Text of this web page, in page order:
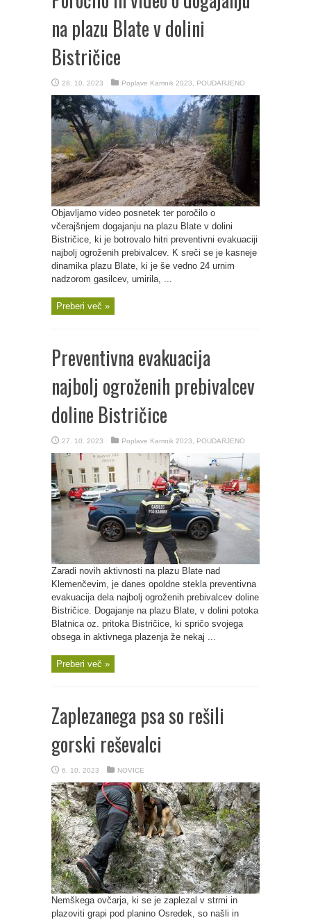
na plazu Blate v dolini
Bistričice
28. 10. 2023 Poplave Kamnik 2023 POUDARJENO
Objavljamo video posnetek ter poročilo o
včerajšnjem dogajanju na plazu Blate v dolini
Bistričice, ki je botrovalo hitri preventivni evakuaciji
najbolj ogroženih prebivalcev. K sreči se je kasneje
dinamika plazu Blate, ki je še vedno 24 urnim
nadzorom gasilcev, umirila, ...
Preberi več »
Preventivna evakuacija
najbolj ogroženih prebivalcev
doline Bistričice
27. 10. 2023 Poplave Kamnik 2023 POUDARJENO
Zaradi novih aktivnosti na plazu Blate nad
Klemenčevim, je danes opoldne stekla preventivna
evakuacija dela najbolj ogroženih prebivalcev doline
Bistričice. Dogajanje na plazu Blate, v dolini potoka
Blatnica oz. pritoka Bistričice, ki spričo svojega
obsega in aktivnega plazenja že nekaj ...
Preberi več »
Zaplezanega psa so rešili
gorski reševalci
6. 10. 2023 NOVICE
Nemškega ovčarja, ki se je zaplezal v strmi in
plazoviti grapi pod planino Osredek, so našli in